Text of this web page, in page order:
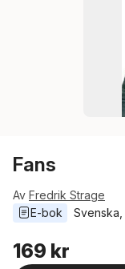
Fans
Av Fredrik Strage
E-bok
Svenska
169 kr